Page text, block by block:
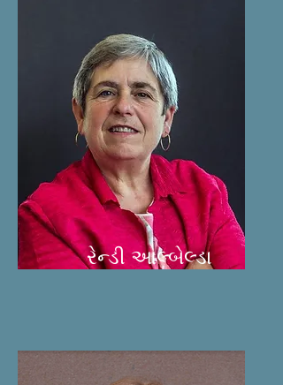
રેન્ડી આલ્બેલ્ડા